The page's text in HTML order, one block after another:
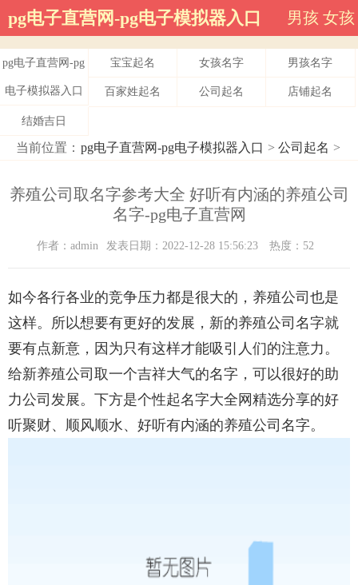
pg电子直营网-pg电子模拟器入口 男孩 女孩
pg电子直营网-pg
电子模拟器入口
宝宝起名 女孩名字 男孩名字
百家姓起名 公司起名 店铺起名
结婚吉日
当前位置： pg电子直营网-pg电子模拟器入口 > 公司起名 >
养殖公司取名字参考大全 好听有内涵的养殖公司
名字-pg电子直营网
作者：admin 发表日期：2022-12-28 15:56:23 热度：52
如今各行各业的竞争压力都是很大的，养殖公司也是
这样。所以想要有更好的发展，新的养殖公司名字就
要有点新意，因为只有这样才能吸引人们的注意力。
给新养殖公司取一个吉祥大气的名字，可以很好的助
力公司发展。下方是个性起名字大全网精选分享的好
听聚财、顺风顺水、好听有内涵的养殖公司名字。